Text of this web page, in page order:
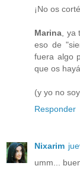
¡No os
Marina, ya
eso de
fuera algo
que os
(y yo no
Responder
Nixarim
umm...